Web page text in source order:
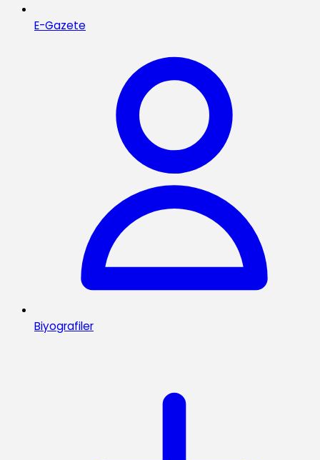
E-Gazete
Biyografiler